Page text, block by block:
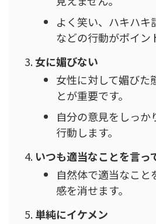
よく笑い、ハキハキ
などの行動がポイン
女に媚びない
女性に対して媚びた
とが重要です。
自分の意見をしっか
行動します。
いつも適当なことを言っ
自然体で適当なこと
感を消せます。
単純にイケメン